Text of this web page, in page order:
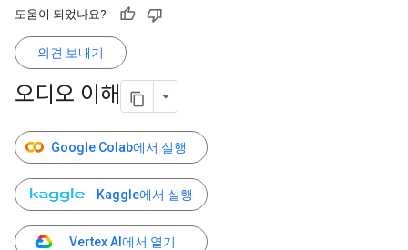
도움이 되었나요?
의견 보내기
오디오 이해
Google Colab에서 실행
Kaggle에서 실행
Vertex AI에서 열기